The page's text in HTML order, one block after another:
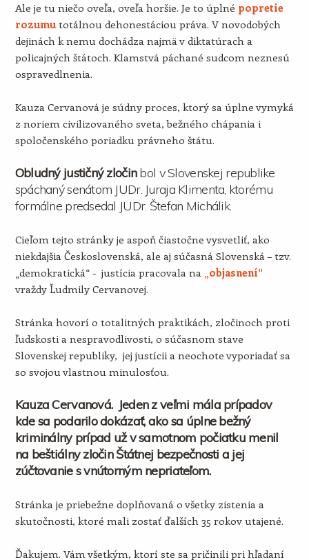
Ale je tu niečo oveľa, oveľa horšie. Je to úplné popretie
rozumutotálnou dehonestáciou práva. V novodobých
dejinách k nemu dochádza najmä v diktatúrach a
policajných štátoch. Klamstvá páchané sudcom neznesú
ospravedlnenia.
Kauza Cervanová je súdny proces, ktorý sa úplne vymyká
z noriem civilizovaného sveta, bežného chápania i
spoločenského poriadku právneho štátu.
Obludný justičný zločinbol v Slovenskej republike
spáchaný senátom JUDr. Juraja Klimenta, ktorému
formálne predsedal JUDr. Štefan Michálik.
Cieľom tejto stránky je aspoň čiastočne vysvetliť, ako
niekdajšia Československá, ale aj súčasná Slovenská – tzv.
„demokratická“ - justícia pracovala na „objasnení“
vraždy Ľudmily Cervanovej.
Stránka hovorí o totalitných praktikách, zločinoch proti
ľudskosti a nespravodlivosti, o súčasnom stave
Slovenskej republiky, jej justícii a neochote vyporiadať sa
so svojou vlastnou minulosťou.
Kauza Cervanová. Jeden z veľmi mála prípadov
kde sa podarilo dokázať, ako sa úplne bežný
kriminálny prípad už v samotnom počiatku menil
na beštiálny zločin Štátnej bezpečnosti a jej
zúčtovanie s vnútorným nepriateľom.
Stránka je priebežne doplňovaná o všetky zistenia a
skutočnosti, ktoré mali zostať ďalších 35 rokov utajené.
Ďakujem. Vám všetkým, ktorí ste sa pričinili pri hľadaní